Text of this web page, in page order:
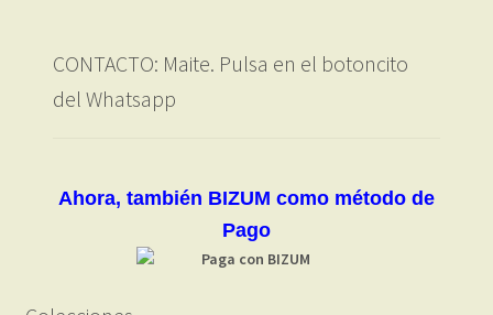
CONTACTO: Maite. Pulsa en el botoncito
del Whatsapp
Ahora, también BIZUM como método de
Pago